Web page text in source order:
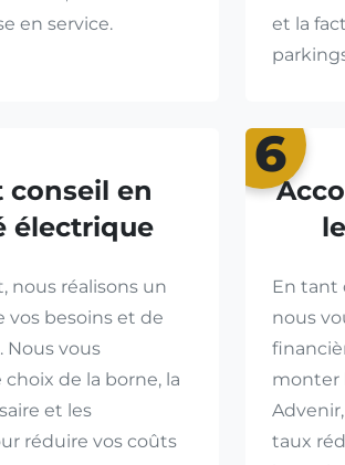
en service.
et la
conseil en
électrique
nous réalisons un
besoins et de
Nous vous
de la borne, la
et les
réduire vos coûts
6
En tant
nous
monter
taux